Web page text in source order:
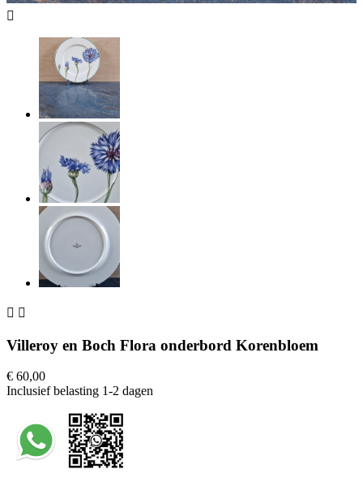

 
Villeroy en Boch Flora onderbord Korenbloem
€ 60,00
Inclusief belasting 1-2 dagen